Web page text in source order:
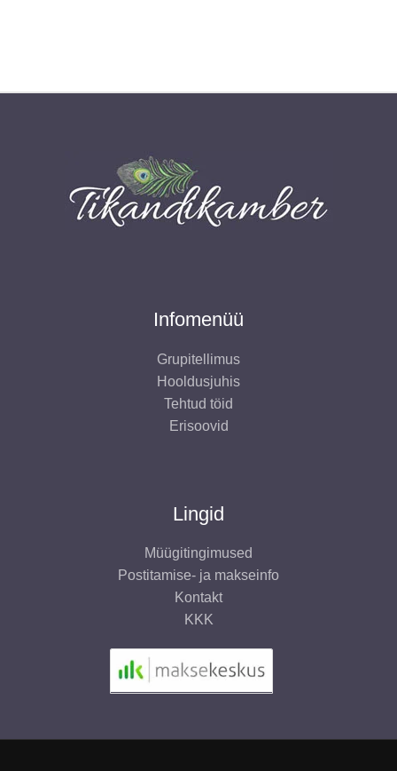
Infomenüü
Grupitellimus
Hooldusjuhis
Tehtud töid
Erisoovid
Lingid
Müügitingimused
Postitamise- ja makseinfo
Kontakt
KKK